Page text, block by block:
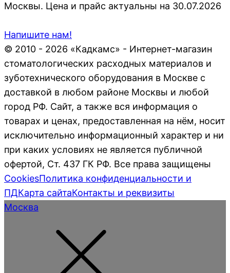
Москвы. Цена и прайс актуальны на 30.07.2026
Напишите нам!
© 2010 - 2026 «Кадкамс» - Интернет-магазин
стоматологических расходных материалов и
зуботехнического оборудования в Москве с
доставкой в любом районе Москвы и любой
город РФ. Сайт, а также вся информация о
товарах и ценах, предоставленная на нём, носит
исключительно информационный характер и ни
при каких условиях не является публичной
офертой, Ст. 437 ГК РФ. Все права защищены
CookiesПолитика конфиденциальности и
ПДКарта сайтаКонтакты и реквизиты
Москва